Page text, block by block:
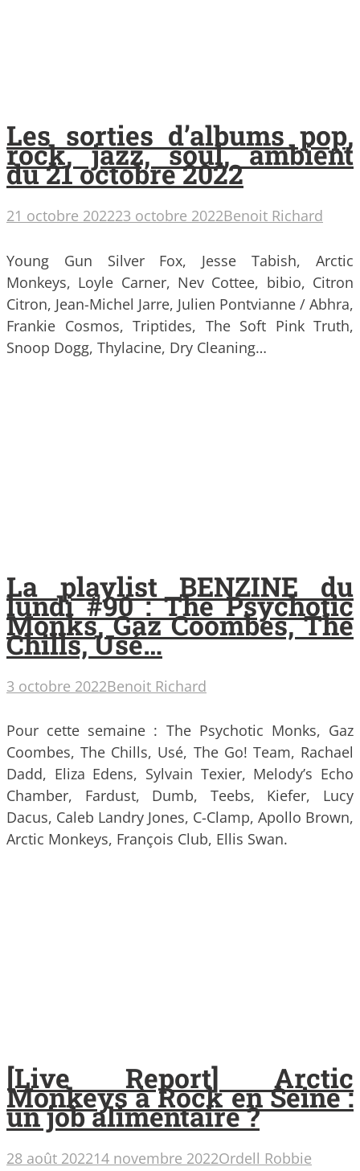
Les sorties d’albums pop,
rock, jazz, soul, ambient
du 21 octobre 2022
21 octobre 202223 octobre 2022Benoit Richard
Young Gun Silver Fox, Jesse Tabish, Arctic
Monkeys, Loyle Carner, Nev Cottee, bibio, Citron
Citron, Jean-Michel Jarre, Julien Pontvianne / Abhra,
Frankie Cosmos, Triptides, The Soft Pink Truth,
Snoop Dogg, Thylacine, Dry Cleaning…
La playlist BENZINE du
lundi #90 : The Psychotic
Monks, Gaz Coombes, The
Chills, Usé…
3 octobre 2022Benoit Richard
Pour cette semaine : The Psychotic Monks, Gaz
Coombes, The Chills, Usé, The Go! Team, Rachael
Dadd, Eliza Edens, Sylvain Texier, Melody’s Echo
Chamber, Fardust, Dumb, Teebs, Kiefer, Lucy
Dacus, Caleb Landry Jones, C-Clamp, Apollo Brown,
Arctic Monkeys, François Club, Ellis Swan.
[Live Report] Arctic
Monkeys à Rock en Seine :
un job alimentaire ?
28 août 202214 novembre 2022Ordell Robbie